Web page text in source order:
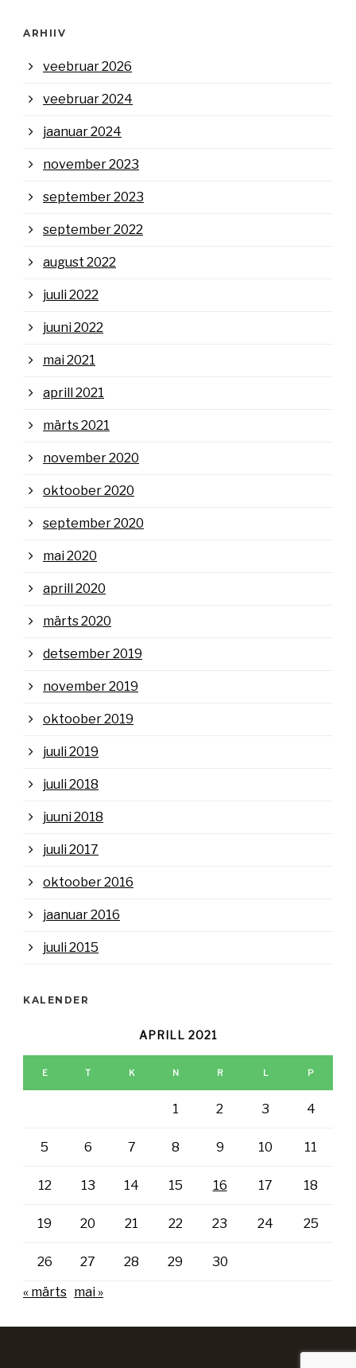
ARHIIV
veebruar 2026
veebruar 2024
jaanuar 2024
november 2023
september 2023
september 2022
august 2022
juuli 2022
juuni 2022
mai 2021
aprill 2021
märts 2021
november 2020
oktoober 2020
september 2020
mai 2020
aprill 2020
märts 2020
detsember 2019
november 2019
oktoober 2019
juuli 2019
juuli 2018
juuni 2018
juuli 2017
oktoober 2016
jaanuar 2016
juuli 2015
KALENDER
APRILL 2021
E T K N R L P
1 2 3 4
5 6 7 8 9 10 11
12 13 14 15 16 17 18
19 20 21 22 23 24 25
26 27 28 29
30
« märts mai »